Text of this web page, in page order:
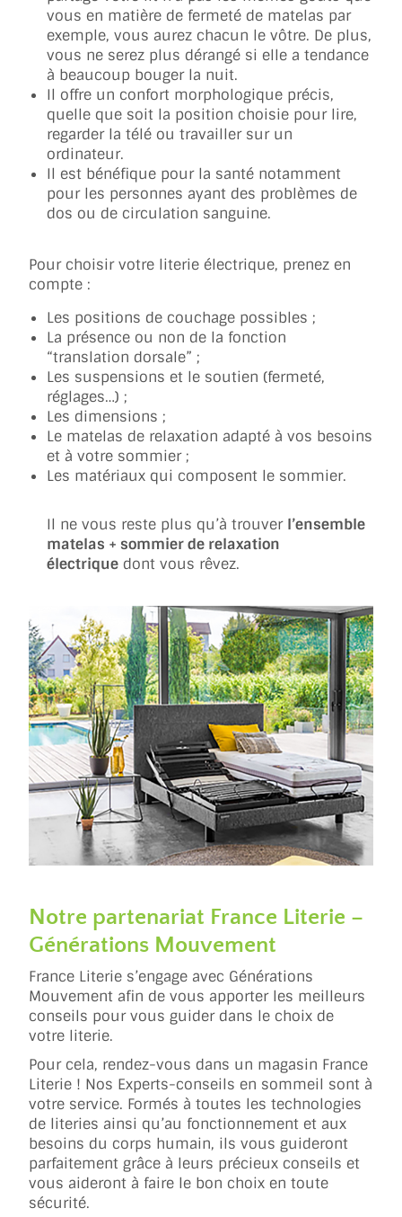
vous en matière de fermeté de matelas par
exemple, vous aurez chacun le vôtre. De plus,
vous ne serez plus dérangé si elle a tendance
à beaucoup bouger la nuit.
Il offre un confort morphologique précis,
quelle que soit la position choisie pour lire,
regarder la télé ou travailler sur un
ordinateur.
Il est bénéfique pour la santé notamment
pour les personnes ayant des problèmes de
dos ou de circulation sanguine.
Pour choisir votre literie électrique, prenez en
compte :
Les positions de couchage possibles ;
La présence ou non de la fonction
“translation dorsale” ;
Les suspensions et le soutien (fermeté,
réglages…) ;
Les dimensions ;
Le matelas de relaxation adapté à vos besoins
et à votre sommier ;
Les matériaux qui composent le sommier.
Il ne vous reste plus qu’à trouver l’ensemble
matelas + sommier de relaxation
électrique dont vous rêvez.
Notre partenariat France Literie –
Générations Mouvement
France Literie s’engage avec Générations
Mouvement afin de vous apporter les meilleurs
conseils pour vous guider dans le choix de
votre literie.
Pour cela, rendez-vous dans un magasin France
Literie ! Nos Experts-conseils en sommeil sont à
votre service. Formés à toutes les technologies
de literies ainsi qu’au fonctionnement et aux
besoins du corps humain, ils vous guideront
parfaitement grâce à leurs précieux conseils et
vous aideront à faire le bon choix en toute
sécurité.